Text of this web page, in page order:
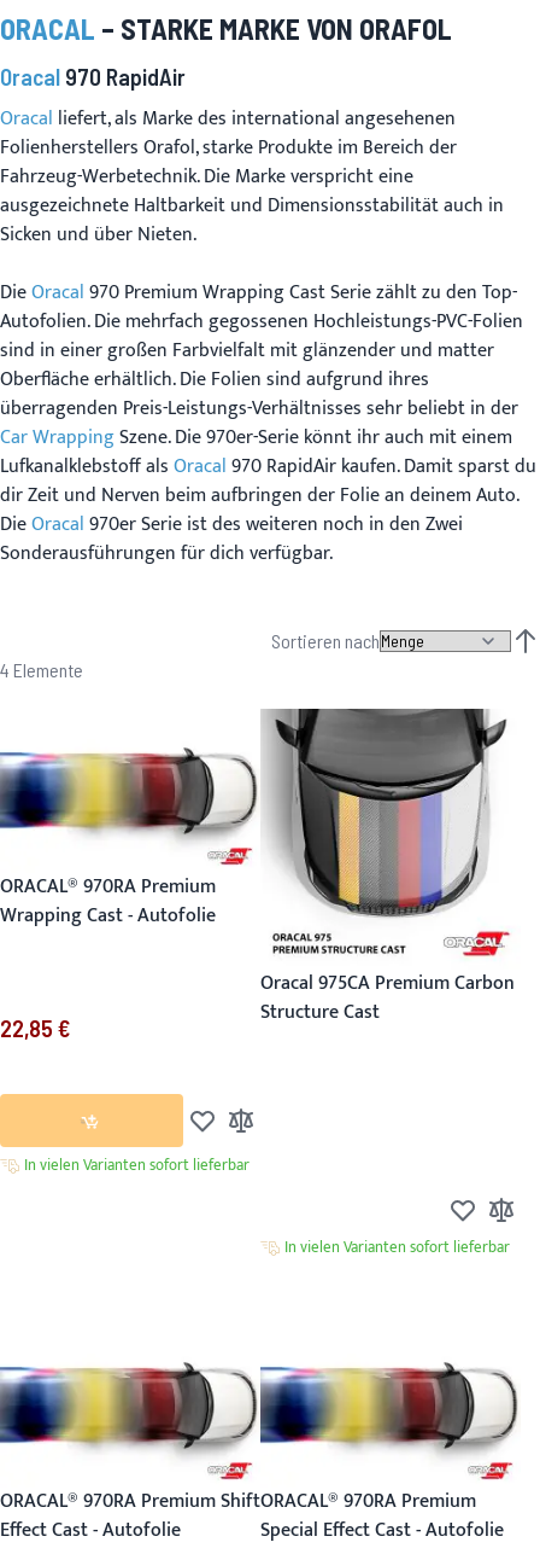
ORACAL – STARKE MARKE VON ORAFOL
Oracal 970 RapidAir
Oracal liefert, als Marke des international angesehenen
Folienherstellers Orafol, starke Produkte im Bereich der
Fahrzeug-Werbetechnik. Die Marke verspricht eine
ausgezeichnete Haltbarkeit und Dimensionsstabilität auch in
Sicken und über Nieten.
DieOracal970 Premium Wrapping Cast Serie zählt zu den Top-
Autofolien. Die mehrfach gegossenen Hochleistungs-PVC-Folien
sind in einer großen Farbvielfalt mit glänzender und matter
Oberfläche erhältlich. Die Folien sind aufgrund ihres
überragenden Preis-Leistungs-Verhältnisses sehr beliebt in der
Car WrappingSzene. Die 970er-Serie könnt ihr auch mit einem
Lufkanalklebstoff alsOracal970 RapidAir kaufen. Damit sparst du
dir Zeit und Nerven beim aufbringen der Folie an deinem Auto.
DieOracal970er Serie ist des weiteren noch in den Zwei
Sonderausführungen für dich verfügbar.
4 Elemente
Sortieren nach
ORACAL® 970RA Premium
Wrapping Cast - Autofolie
Ab
22,85 €
Zur Wunschliste hinzufügen
Zur Vergleichsliste hinzufügen
In vielen Varianten sofort lieferbar
Oracal 975CA Premium Carbon
Structure Cast
Zur Zur
In vielen Varianten sofort lieferbar
ORACAL® 970RA Premium Shift
Effect Cast - Autofolie
ORACAL® 970RA Premium
Special Effect Cast - Autofolie